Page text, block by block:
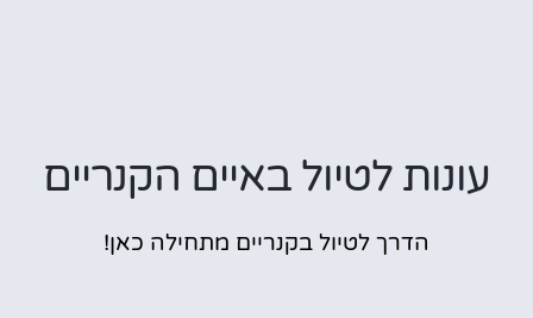
עונות לטיול באיים הקנריים
הדרך לטיול בקנריים מתחילה כאן!